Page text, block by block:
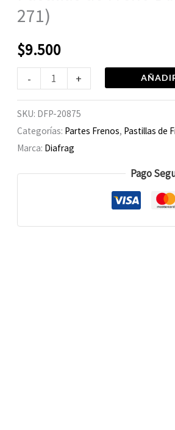
271)
$9.500
-
(LMP-
cantidad
+
SKU: DFP-20875
Categorías: Partes Frenos, Pastillas de
Marca: Diafrag
Pago